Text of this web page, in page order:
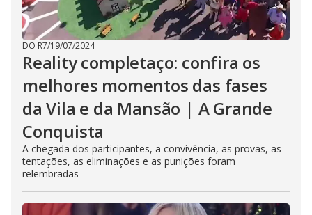
DO R7/19/07/2024
Reality completaço: confira os
melhores momentos das fases
da Vila e da Mansão | A Grande
Conquista
A chegada dos participantes, a convivência, as provas, as
tentações, as eliminações e as punições foram
relembradas